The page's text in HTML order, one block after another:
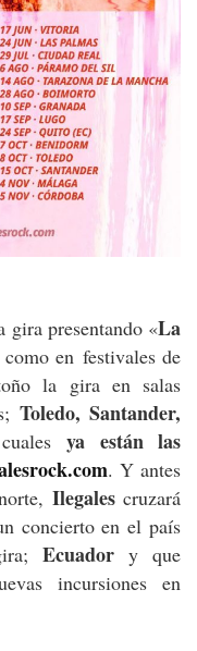
gira presentando «La
en festivales de
la gira en salas
Toledo, Santander,
ya están las
. Y antes
Ilegalescruzará
concierto en el país
Ecuador y que
incursiones en